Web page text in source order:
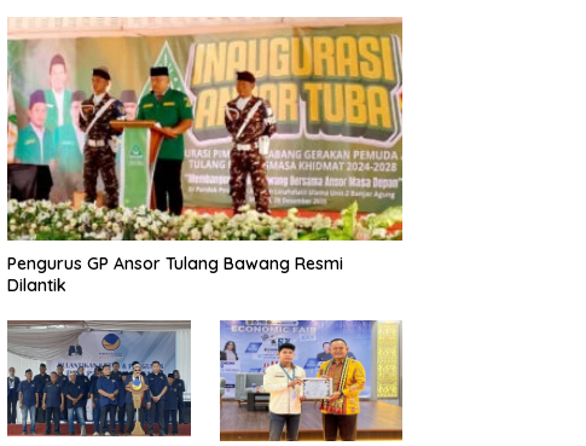
Pengurus GP Ansor Tulang Bawang Resmi
Dilantik